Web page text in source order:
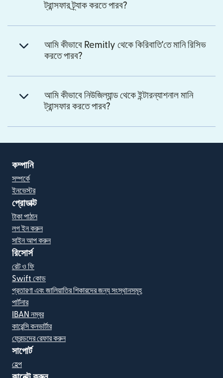
ট্রান্সফার ট্র্যাক করতে পারব?
আমি কীভাবে Remitly থেকে কিরিবাতি'তে মানি রিসিভ
করতে পারব?
আমি কীভাবে নিউজিল্যান্ড থেকে ইন্টারন্যাশনাল মানি
ট্রান্সফার করতে পারব?
কম্পানি
সম্পর্কে
ইনভেস্টর
প্রোডাক্ট
টাকা পাঠান
লগ ইন করুন
সাইন আপ করুন
রিসোর্স
রেট ও ফি
Swift কোড
প্রতারণা এবং জালিয়াতির শিকারদের জন্য সংস্থানসমূহ
পার্টনার
IBAN নম্বর
কারেন্সি কনভার্টার
ফ্রেন্ডদের রেফার করুন
সাপোর্ট
হেল্প